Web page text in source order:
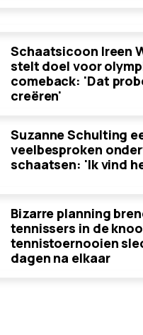
Schaatsicoon Ireen
stelt doel voor
comeback: 'Dat
creëren'
Suzanne Schulting
veelbesproken
schaatsen: 'Ik vind
Bizarre planning
tennissers in de
tennistoernooien
dagen na elkaar